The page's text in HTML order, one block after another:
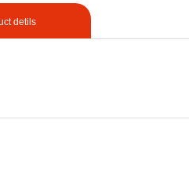
detils